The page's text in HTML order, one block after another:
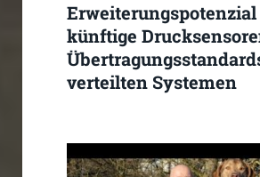
künftige
verteilten Systemen